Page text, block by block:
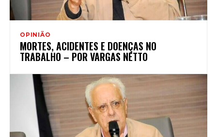
OPINIÃO
MORTES, ACIDENTES E DOENÇAS NO
TRABALHO – POR VARGAS NETTO